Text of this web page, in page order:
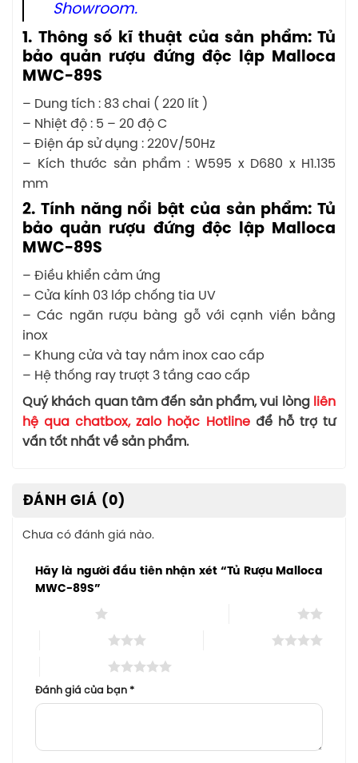
Showroom.
1. Thông số kĩ thuật của sản phẩm: Tủ
bảo quản rượu đứng độc lập Malloca
MWC-89S
– Dung tích : 83 chai ( 220 lít )
– Nhiệt độ : 5 – 20 độ C
– Điện áp sử dụng : 220V/50Hz
– Kích thước sản phẩm : W595 x D680 x H1.135
mm
2. Tính năng nổi bật của sản phẩm: Tủ
bảo quản rượu đứng độc lập Malloca
MWC-89S
– Điều khiển cảm ứng
– Cửa kính 03 lớp chống tia UV
– Các ngăn rượu bàng gỗ với cạnh viền bằng
inox
– Khung cửa và tay nắm inox cao cấp
– Hệ thống ray trượt 3 tầng cao cấp
Quý khách quan tâm đến sản phẩm, vui lòngliên
hệ qua chatbox, zalo hoặc Hotlineđể hỗ trợ tư
vấn tốt nhất về sản phẩm.
ĐÁNH GIÁ (0)
Chưa có đánh giá nào.
Hãy là người đầu tiên nhận xét “Tủ Rượu Malloca
MWC-89S”
Đánh giá của bạn *